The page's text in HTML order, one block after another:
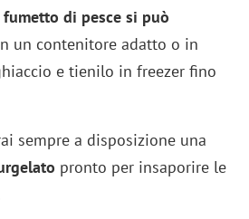
di pesce si può
un contenitore adatto o in
e tienilo in freezer fino
sempre a disposizione una
pronto per insaporire le